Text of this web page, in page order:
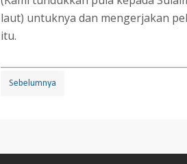
laut) untuknya dan mengerjakan
itu.
Sebelumnya